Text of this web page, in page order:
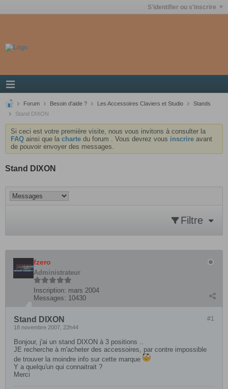
S'identifier ou s'inscrire
Forum Besoin d'aide ? Les Accessoires Claviers et Studio
Stands
Stand DIXON
Si ceci est votre première visite, nous vous invitons à consulter la
FAQ ainsi que la charte du forum . Vous devrez vous inscrire avant
de pouvoir envoyer des messages.
Stand DIXON
Filtre
fzero
Administrateur
Inscription: mars 2004
Messages: 10430
#1
Stand DIXON
18 novembre 2007, 22h44
Bonjour, j'ai un stand DIXON à 3 positions ..
JE recherche à m'acheter des accessoires, par contre impossible
de trouver la moindre info sur cette marque
Y a quelqu'un qui connaitrait ?
Merci